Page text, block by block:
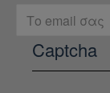
Captcha